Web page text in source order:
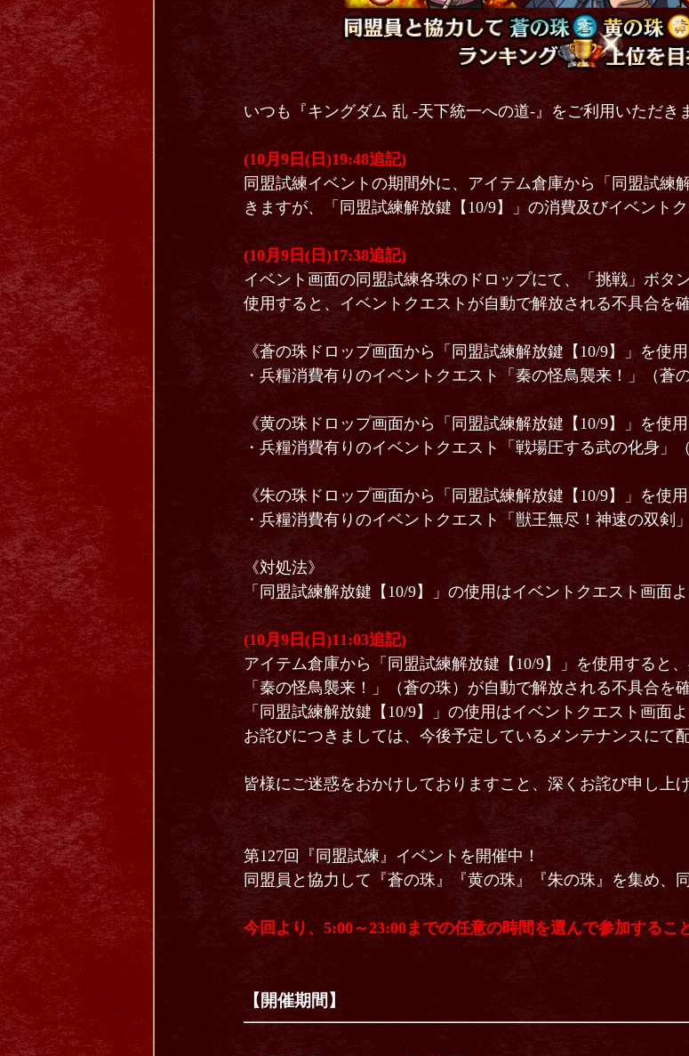
いつも『キングダム 乱 -天下統一への道-』をご利用いただき
(10月9日(日)19:48追記)
同盟試練イベントの期間外に、アイテム倉庫から「同盟試練
きますが、「同盟試練解放鍵【10/9】」の消費及びイベント
(10月9日(日)17:38追記)
イベント画面の同盟試練各珠のドロップにて、「挑戦」ボタ
使用すると、イベントクエストが自動で解放される不具合を
《蒼の珠ドロップ画面から「同盟試練解放鍵【10/9】」を使用
・兵糧消費有りのイベントクエスト「秦の怪鳥襲来！」（蒼
《黄の珠ドロップ画面から「同盟試練解放鍵【10/9】」を使用
・兵糧消費有りのイベントクエスト「戦場圧する武の化身」
《朱の珠ドロップ画面から「同盟試練解放鍵【10/9】」を使用
・兵糧消費有りのイベントクエスト「獣王無尽！神速の双剣
《対処法》
「同盟試練解放鍵【10/9】」の使用はイベントクエスト画面
(10月9日(日)11:03追記)
アイテム倉庫から「同盟試練解放鍵【10/9】」を使用すると
「秦の怪鳥襲来！」（蒼の珠）が自動で解放される不具合を
「同盟試練解放鍵【10/9】」の使用はイベントクエスト画面
お詫びにつきましては、今後予定しているメンテナンスにて
皆様にご迷惑をおかけしておりますこと、深くお詫び申し上げ
第127回『同盟試練』イベントを開催中！
同盟員と協力して『蒼の珠』『黄の珠』『朱の珠』を集め、
今回より、5:00～23:00までの任意の時間を選んで参加するこ
【開催期間】